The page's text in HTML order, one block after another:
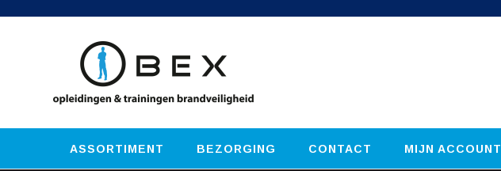
ASSORTIMENT BEZORGING CONTACT MIJN ACCOUNT